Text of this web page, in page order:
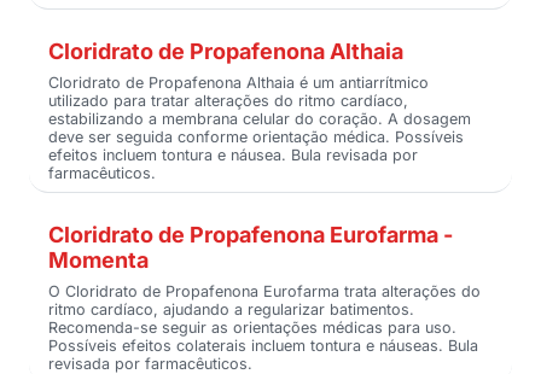
Cloridrato de Propafenona Althaia
Cloridrato de Propafenona Althaia é um antiarrítmico
utilizado para tratar alterações do ritmo cardíaco,
estabilizando a membrana celular do coração. A dosagem
deve ser seguida conforme orientação médica. Possíveis
efeitos incluem tontura e náusea. Bula revisada por
farmacêuticos.
Cloridrato de Propafenona Eurofarma -
Momenta
O Cloridrato de Propafenona Eurofarma trata alterações do
ritmo cardíaco, ajudando a regularizar batimentos.
Recomenda-se seguir as orientações médicas para uso.
Possíveis efeitos colaterais incluem tontura e náuseas. Bula
revisada por farmacêuticos.